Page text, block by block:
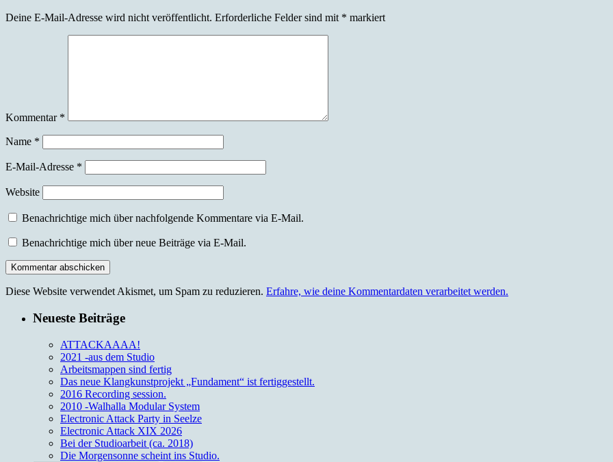
Deine E-Mail-Adresse wird nicht veröffentlicht. Erforderliche Felder sind mit * markiert
Kommentar *
Name *
E-Mail-Adresse *
Website
Benachrichtige mich über nachfolgende Kommentare via E-Mail.
Benachrichtige mich über neue Beiträge via E-Mail.
Diese Website verwendet Akismet, um Spam zu reduzieren. Erfahre, wie deine Kommentardaten verarbeitet werden.
Neueste Beiträge
ATTACKAAAA!
2021 -aus dem Studio
Arbeitsmappen sind fertig
Das neue Klangkunstprojekt „Fundament“ ist fertiggestellt.
2016 Recording session.
2010 -Walhalla Modular System
Electronic Attack Party in Seelze
Electronic Attack XIX 2026
Bei der Studioarbeit (ca. 2018)
Die Morgensonne scheint ins Studio.